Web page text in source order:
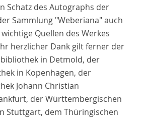
Schatz des Autographs der
Sammlung "Weberiana" auch
Quellen des Werkes
herzlicher Dank gilt ferner der
in Detmold, der
in Kopenhagen, der
Johann Christian
der Württembergischen
Stuttgart, dem Thüringischen